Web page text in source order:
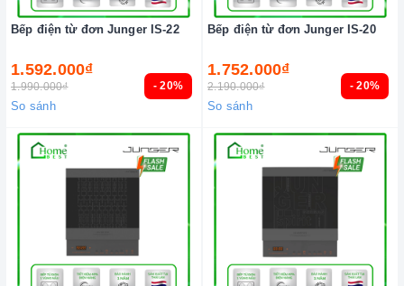
- 20%
Bếp điện từ đơn Junger IS-22
1.592.000₫
1.990.000₫
So sánh
- 20%
Bếp điện từ đơn Junger IS-20
1.752.000₫
2.190.000₫
So sánh